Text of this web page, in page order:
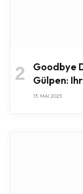
Goodbye
Gülpen:
13. MAI 2025